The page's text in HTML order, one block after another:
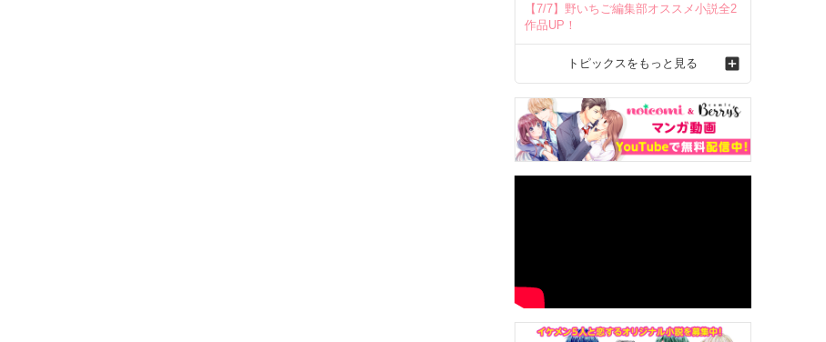
【7/7】野いちご編集部オススメ小説全2
作品UP！
トピックスをもっと見る